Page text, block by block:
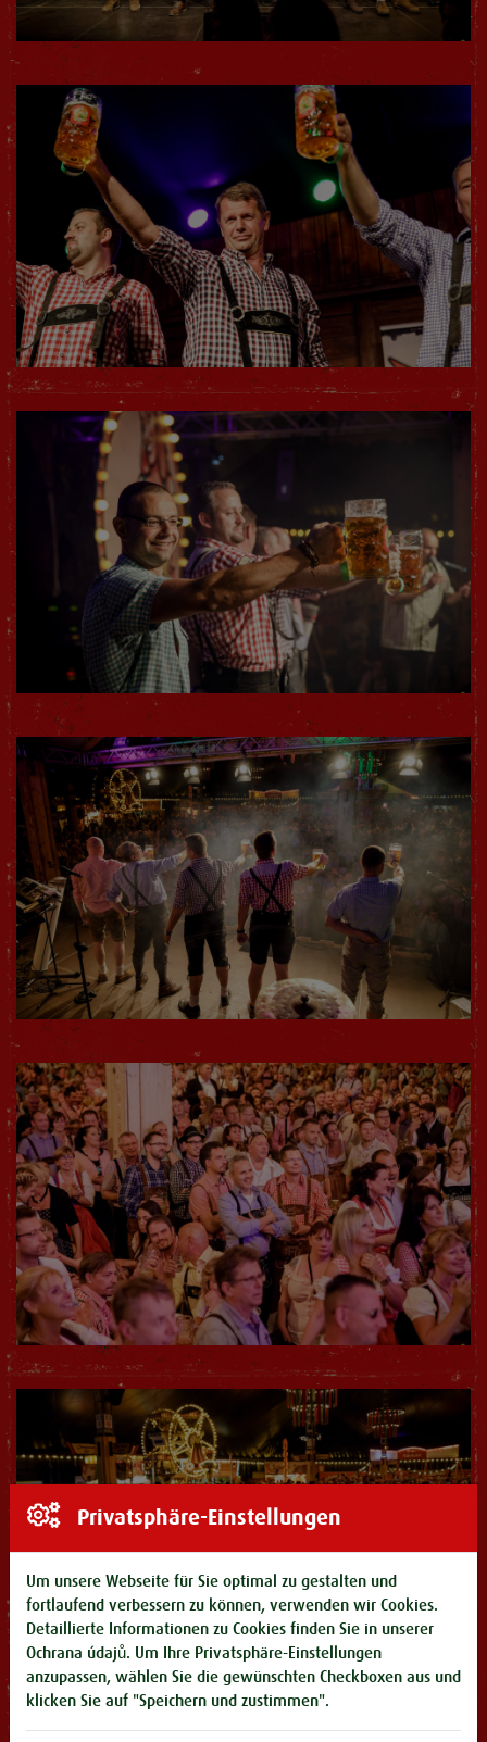
Privatsphäre-Einstellungen
Um unsere Webseite für Sie optimal zu gestalten und
fortlaufend verbessern zu können, verwenden wir Cookies.
Detaillierte Informationen zu Cookies finden Sie in unserer
Ochrana údajů. Um Ihre Privatsphäre-Einstellungen
anzupassen, wählen Sie die gewünschten Checkboxen aus und
klicken Sie auf "Speichern und zustimmen".